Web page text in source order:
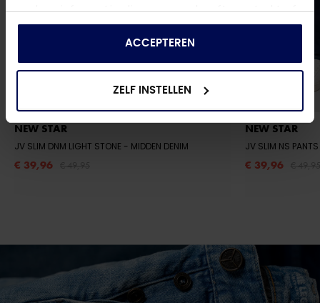
andere informatie die u aan ze heeft verstrekt of
die ze hebben verzameld op basis van uw gebruik
ACCEPTEREN
ZELF INSTELLEN
NEW STAR
JV SLIM DNM LIGHT STONE - MIDDEN DENIM
€ 39,96
NEW STAR
€ 39,96